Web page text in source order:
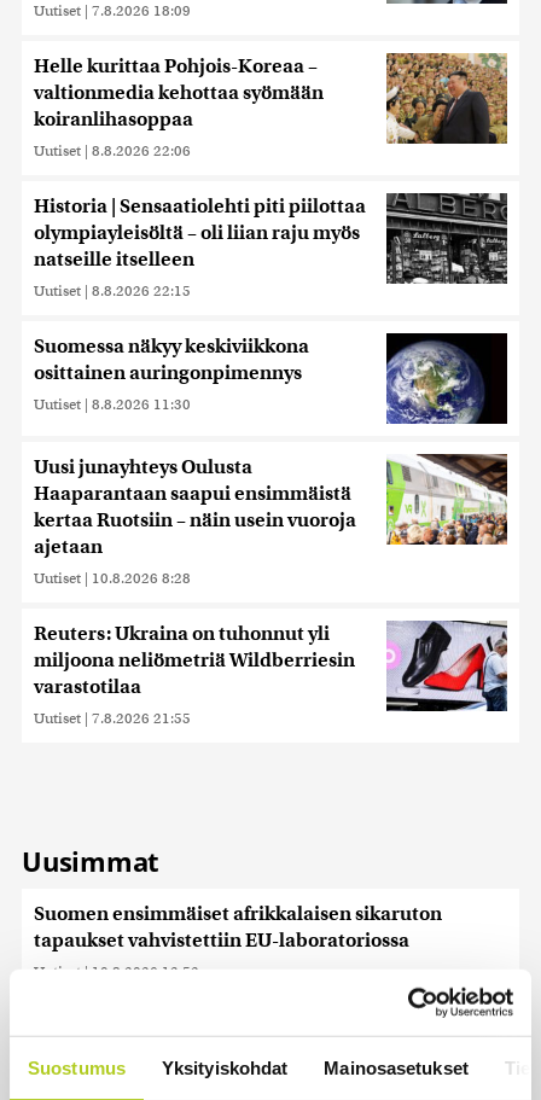
Suostumus Yksityiskohdat Mainosasetukset
Uutiset | 7.8.2026 18:09
Helle kurittaa Pohjois-Koreaa –
valtionmedia kehottaa syömään
koiranlihasoppaa
Uutiset | 8.8.2026 22:06
Historia | Sensaatiolehti piti piilottaa
olympiayleisöltä – oli liian raju myös
natseille itselleen
Uutiset | 8.8.2026 22:15
Suomessa näkyy keskiviikkona
osittainen auringonpimennys
Uutiset | 8.8.2026 11:30
Uusi junayhteys Oulusta
Haaparantaan saapui ensimmäistä
kertaa Ruotsiin – näin usein vuoroja
ajetaan
Uutiset | 10.8.2026 8:28
Reuters: Ukraina on tuhonnut yli
miljoona neliömetriä Wildberriesin
varastotilaa
Uutiset | 7.8.2026 21:55
Uusimmat
Suomen ensimmäiset afrikkalaisen sikaruton
tapaukset vahvistettiin EU-laboratoriossa
Uutiset | 10.8.2026 13:52
Uutiset 10.8.2026 13:10